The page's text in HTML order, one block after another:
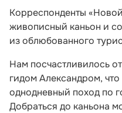
Корреспонденты
живописный каньон и
из облюбованного
Нам посчастливилось
гидом Александром,
однодневный поход по
Добраться до каньона